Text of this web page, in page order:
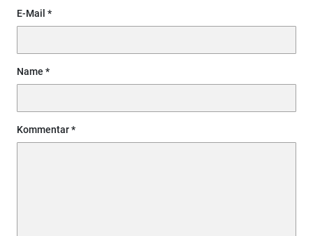
E-Mail
Name
Kommentar